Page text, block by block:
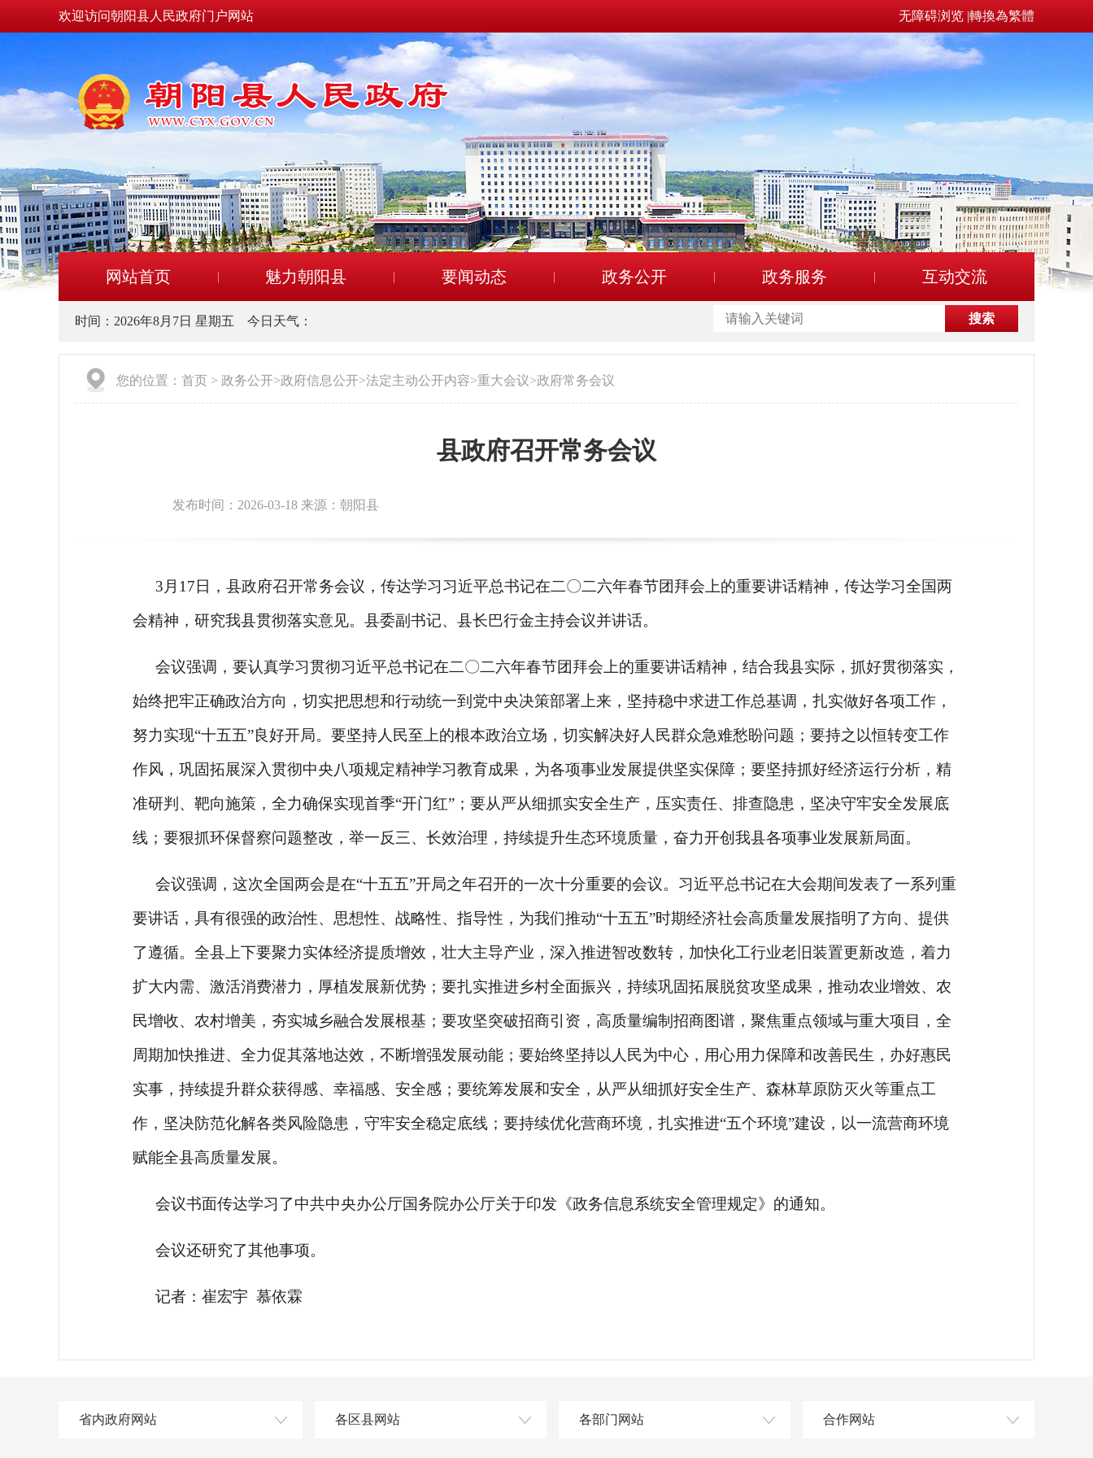
欢迎访问朝阳县人民政府门户网站 无障碍浏览 |轉換為繁體
网站首页 魅力朝阳县 要闻动态 政务公开 政务服务 互动交流
时间： 2026年8月7日 星期五 今日天气：
您的位置： 首页 > 政务公开>政府信息公开>法定主动公开内容>重大会议>政府常务会议
县政府召开常务会议
发布时间：2026-03-18 来源：朝阳县
3月17日，县政府召开常务会议，传达学习习近平总书记在二〇二六年春节团拜会上的重要讲话精神，传达学习全国两
会精神，研究我县贯彻落实意见。县委副书记、县长巴行金主持会议并讲话。
会议强调，要认真学习贯彻习近平总书记在二〇二六年春节团拜会上的重要讲话精神，结合我县实际，抓好贯彻落实，
始终把牢正确政治方向，切实把思想和行动统一到党中央决策部署上来，坚持稳中求进工作总基调，扎实做好各项工作，
努力实现“十五五”良好开局。要坚持人民至上的根本政治立场，切实解决好人民群众急难愁盼问题；要持之以恒转变工作
作风，巩固拓展深入贯彻中央八项规定精神学习教育成果，为各项事业发展提供坚实保障；要坚持抓好经济运行分析，精
准研判、靶向施策，全力确保实现首季“开门红”；要从严从细抓实安全生产，压实责任、排查隐患，坚决守牢安全发展底
线；要狠抓环保督察问题整改，举一反三、长效治理，持续提升生态环境质量，奋力开创我县各项事业发展新局面。
会议强调，这次全国两会是在“十五五”开局之年召开的一次十分重要的会议。习近平总书记在大会期间发表了一系列重
要讲话，具有很强的政治性、思想性、战略性、指导性，为我们推动“十五五”时期经济社会高质量发展指明了方向、提供
了遵循。全县上下要聚力实体经济提质增效，壮大主导产业，深入推进智改数转，加快化工行业老旧装置更新改造，着力
扩大内需、激活消费潜力，厚植发展新优势；要扎实推进乡村全面振兴，持续巩固拓展脱贫攻坚成果，推动农业增效、农
民增收、农村增美，夯实城乡融合发展根基；要攻坚突破招商引资，高质量编制招商图谱，聚焦重点领域与重大项目，全
周期加快推进、全力促其落地达效，不断增强发展动能；要始终坚持以人民为中心，用心用力保障和改善民生，办好惠民
实事，持续提升群众获得感、幸福感、安全感；要统筹发展和安全，从严从细抓好安全生产、森林草原防灭火等重点工
作，坚决防范化解各类风险隐患，守牢安全稳定底线；要持续优化营商环境，扎实推进“五个环境”建设，以一流营商环境
赋能全县高质量发展。
会议书面传达学习了中共中央办公厅国务院办公厅关于印发《政务信息系统安全管理规定》的通知。
会议还研究了其他事项。
记者：崔宏宇 慕依霖
省内政府网站 各区县网站 各部门网站 合作网站